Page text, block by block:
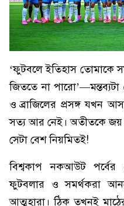
‘ফুটবলে ইতিহাস তোমাকে
জিততে না
ও ব্রাজিলের প্রসঙ্গ যখন
সত্য আর নেই। অতীতকে জয়
সেটা বেশ নিয়মিতই!
বিশ্বকাপ নকআউট পর্বের
ফুটবলার ও সমর্থকরা
আত্মহারা। ঠিক তখনই